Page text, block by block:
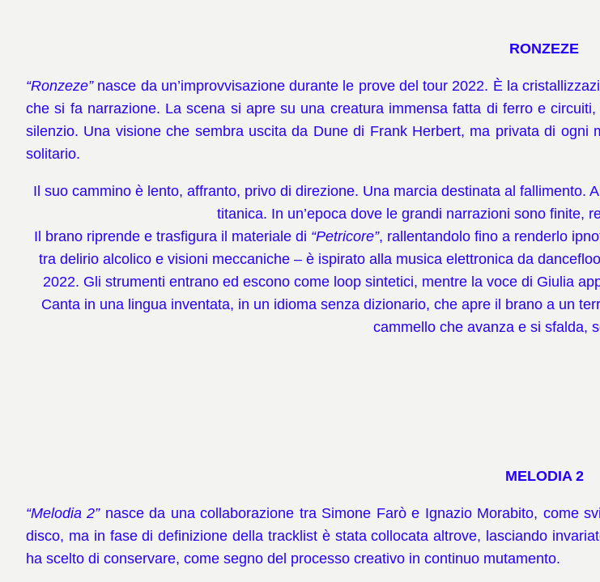
RONZEZE
“Ronzeze”nasce da un’improvvisazione durante le prove del tour 2022. È la
che si fa narrazione. La scena si apre su una creatura immensa fatta di ferro e
silenzio. Una visione che sembra uscita da Dune di Frank Herbert, ma privata di
solitario.
Il suo cammino è lento, affranto, privo di direzione. Una marcia destinata al
titanica. In un’epoca dove le grandi narrazioni sono finite,
Il brano riprende e trasfigura il materiale di “Petricore”, rallentandolo fino a renderlo
tra delirio alcolico e visioni meccaniche – è ispirato alla musica elettronica da
2022. Gli strumenti entrano ed escono come loop sintetici, mentre la voce di Giulia
Canta in una lingua inventata, in un idioma senza dizionario, che apre il brano a un
cammello che avanza e si sfalda,
MELODIA 2
“Melodia 2”nasce da una collaborazione tra Simone Farò e Ignazio Morabito, come
disco, ma in fase di definizione della tracklist è stata collocata altrove, lasciando
ha scelto di conservare, come segno del processo creativo in continuo mutamento.